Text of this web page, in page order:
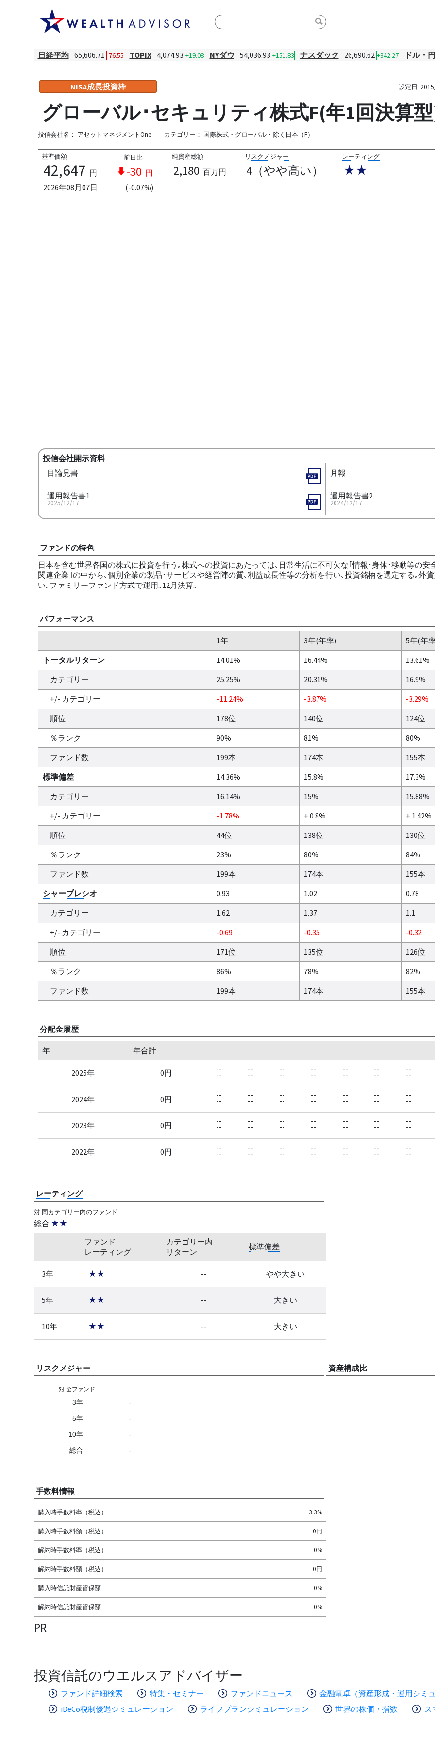
日経平均 65,606.71 -76.55 TOPIX 4,074.93 +19.08 NYダウ 54,036.93 +151.83 ナスダック 26,690.62 +342.27 ドル・円
NISA成長投資枠
設定日:
グローバル･セキュリティ株式F(年1回決算
投信会社名： アセットマネジメントOne カテゴリー： 国際株式・グローバル・除く日本（F）
基準価額
42,647 円
2026年08月07日
前日比
-30 円
(-0.07%)
純資産総額
2,180 百万円
リスクメジャー
4（やや高い）
レーティング
★★
投信会社開示資料
目論見書
月報
運用報告書1
2025/12/17
運用報告書2
2024/12/17
ファンドの特色
日本を含む世界各国の株式に投資を行う｡株式への投資にあたっては､日常生活に不可欠な｢情報･身体･移動等の
関連企業｣の中から､個別企業の製品･サービスや経営陣の質､利益成長性等の分析を行い､投資銘柄を選定する｡外
い｡ファミリーファンド方式で運用｡12月決算｡
パフォーマンス
1年 3年(年率) 5年(年
トータルリターン
14.01% 16.44% 13.61%
カテゴリー
25.25% 20.31% 16.9%
+/- カテゴリー
-11.24% -3.87% -3.29%
順位
178位 140位 124位
％ランク
90% 81% 80%
ファンド数
199本 174本 155本
標準偏差
14.36% 15.8% 17.3%
カテゴリー
16.14% 15% 15.88%
+/- カテゴリー
-1.78% + 0.8% + 1.42%
順位
44位 138位 130位
％ランク
23% 80% 84%
ファンド数
199本 174本 155本
シャープレシオ
0.93 1.02 0.78
カテゴリー
1.62 1.37 1.1
+/- カテゴリー
-0.69 -0.35 -0.32
順位
171位 135位 126位
％ランク
86% 78% 82%
ファンド数
199本 174本 155本
分配金履歴
年 年合計
2025年 0円 --
--
--
--
--
--
--
--
--
--
--
--
--
--
2024年 0円 --
--
--
--
--
--
--
--
--
--
--
--
--
--
2023年 0円 --
--
--
--
--
--
--
--
--
--
--
--
--
--
2022年 0円 --
--
--
--
--
--
--
--
--
--
--
--
--
--
レーティング
対 同カテゴリー内のファンド
総合 ★★
ファンド
レーティング
カテゴリー内
リターン
標準偏差
3年 ★★ -- やや大きい
5年 ★★ -- 大きい
10年 ★★ -- 大きい
リスクメジャー
対 全ファンド
3年 -
5年 -
10年 -
総合 -
資産構成比
手数料情報
購入時手数料率（税込） 3.3%
購入時手数料額（税込） 0円
解約時手数料率（税込） 0%
解約時手数料額（税込） 0円
購入時信託財産留保額 0%
解約時信託財産留保額 0%
PR
投資信託のウエルスアドバイザー
ファンド詳細検索 特集・セミナー ファンドニュース 金融電卓（資産形成・運用シミ
iDeCo税制優遇シミュレーション
ライフプランシミュレーション 世界の株価・指数 ス